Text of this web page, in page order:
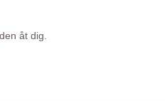
åt dig.